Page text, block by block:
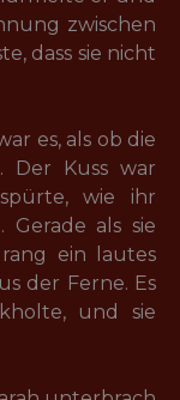
zwischen
dass sie nicht
es, als ob die
Der Kuss war
wie ihr
Gerade als sie
ein lautes
der Ferne. Es
und sie